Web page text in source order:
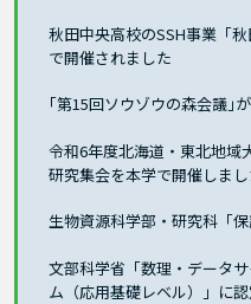
秋田中央高校のSSH事業「
で開催されました
｢第15回ソウゾウの森会議｣
令和6年度北海道・東北地域
研究集会を本学で開催しま
生物資源科学部・研究科「
文部科学省「数理・データ
ム（応用基礎レベル）」に